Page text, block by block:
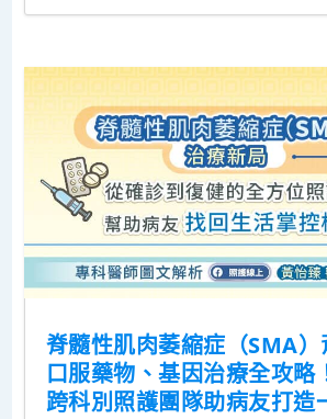
脊髓性肌肉萎縮症（SMA）
口服藥物、基因治療全攻略
跨科別照護團隊助病友打造